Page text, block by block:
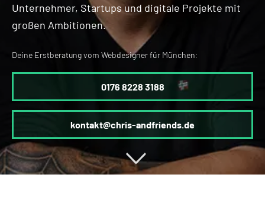
Unternehmer, Startups und digitale Projekte mit
großen Ambitionen.
Deine Erstberatung vom Webdesigner für München:
0176 8228 3188
kontakt@chris-andfriends.de